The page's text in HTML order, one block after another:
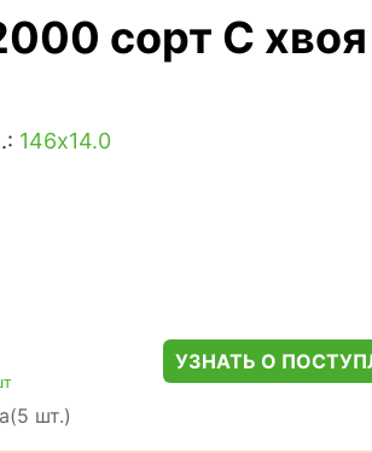
сорт С хвоя
146х14.0
шт.)
УЗНАТЬ О